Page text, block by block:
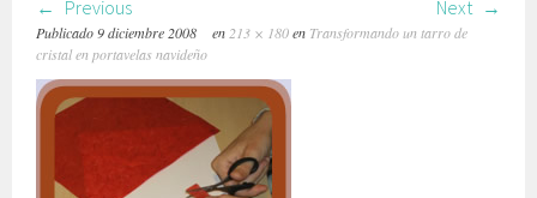
Previous Next
Publicado 9 diciembre 2008 en 213 × 180en Transformando un tarro de
cristal en portavelas navideño